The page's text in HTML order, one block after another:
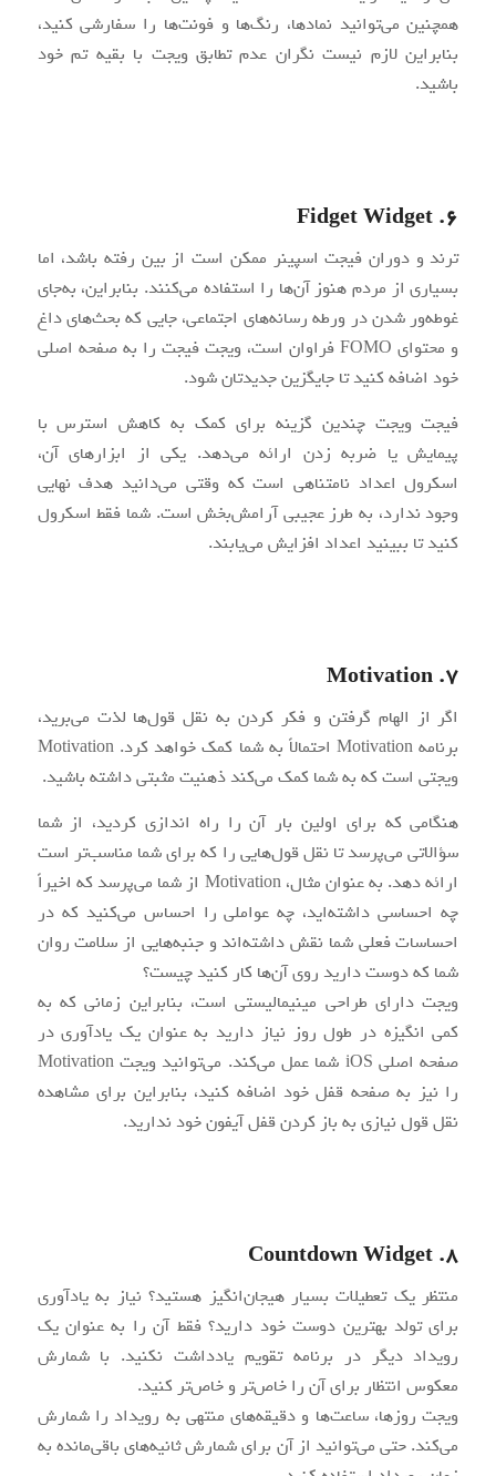
همچنین می‌توانید نمادها، رنگ‌ها و فونت‌ها را سفارشی کنید،
بنابراین لازم نیست نگران عدم تطابق ویجت با بقیه تم خود
باشید.
6. Fidget Widget
ترند و دوران فیجت اسپینر ممکن است از بین رفته باشد، اما
بسیاری از مردم هنوز آن‌ها را استفاده می‌کنند. بنابراین، به‌جای
غوطه‌ور شدن در ورطه رسانه‌های اجتماعی، جایی که بحث‌های داغ
و محتوای FOMO فراوان است، ویجت فیجت را به صفحه اصلی
خود اضافه کنید تا جایگزین جدیدتان شود.
فیجت ویجت چندین گزینه برای کمک به کاهش استرس با
پیمایش یا ضربه زدن ارائه می‌دهد. یکی از ابزارهای آن،
اسکرول اعداد نامتناهی است که وقتی می‌دانید هدف نهایی
وجود ندارد، به طرز عجیبی آرامش‌بخش است. شما فقط اسکرول
کنید تا ببینید اعداد افزایش می‌یابند.
7. Motivation
اگر از الهام گرفتن و فکر کردن به نقل قول‌ها لذت می‌برید،
برنامه Motivation احتمالاً به شما کمک خواهد کرد. Motivation
ویجتی است که به شما کمک می‌کند ذهنیت مثبتی داشته باشید.
هنگامی که برای اولین بار آن را راه اندازی کردید، از شما
سؤالاتی می‌پرسد تا نقل قول‌هایی را که برای شما مناسب‌تر است
ارائه دهد. به عنوان مثال، Motivation از شما می‌پرسد که اخیراً
چه احساسی داشته‌اید، چه عواملی را احساس می‌کنید که در
احساسات فعلی شما نقش داشته‌اند و جنبه‌هایی از سلامت روان
شما که دوست دارید روی آن‌ها کار کنید چیست؟
ویجت دارای طراحی مینیمالیستی است، بنابراین زمانی که به
کمی انگیزه در طول روز نیاز دارید به عنوان یک یادآوری در
صفحه اصلی iOS شما عمل می‌کند. می‌توانید ویجت Motivation
را نیز به صفحه قفل خود اضافه کنید، بنابراین برای مشاهده
نقل قول نیازی به باز کردن قفل آیفون خود ندارید.
8. Countdown Widget
منتظر یک تعطیلات بسیار هیجان‌انگیز هستید؟ نیاز به یادآوری
برای تولد بهترین دوست خود دارید؟ فقط آن را به عنوان یک
رویداد دیگر در برنامه تقویم یادداشت نکنید. با شمارش
معکوس انتظار برای آن را خاص‌تر و خاص‌تر کنید.
ویجت روزها، ساعت‌ها و دقیقه‌های منتهی به رویداد را شمارش
می‌کند. حتی می‌توانید از آن برای شمارش ثانیه‌های باقی‌مانده به